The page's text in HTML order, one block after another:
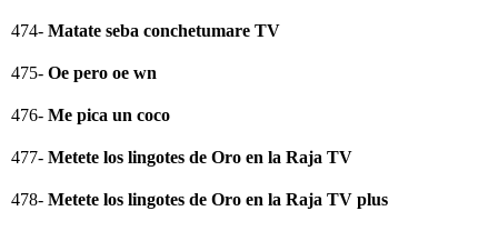
474- Matate seba conchetumare TV
475- Oe pero oe wn
476- Me pica un coco
477- Metete los lingotes de Oro en la Raja TV
478- Metete los lingotes de Oro en la Raja TV plus